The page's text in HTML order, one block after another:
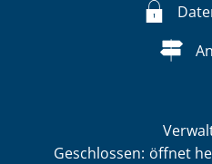
Klicken, um weitere
Geschlossen: öffnet